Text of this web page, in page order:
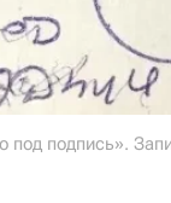
под подпись».